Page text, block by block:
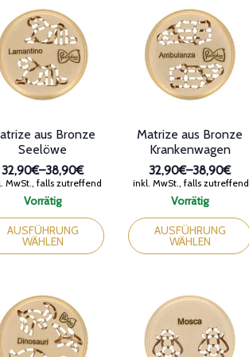
Vorrätig
aus Bronze
Seelöwe
32,90€–38,90€
Preisspanne:
32,90€
38,90€
MwSt., falls zutreffend
AUSFÜHRUNG
WÄHLEN
Vorrätig
Matrize aus Bronze
Krankenwagen
32,90€–38,90€
Preisspanne:
32,90€
bis
38,90€
inkl. MwSt., falls zutreffend
AUSFÜHRUNG
WÄHLEN
Dieses
Produkt
weist
Optionen
können